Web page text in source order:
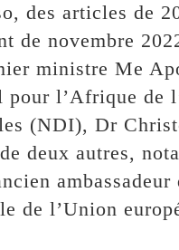
des articles de
de novembre
ministre Me
pour l’Afrique de
(NDI), Dr
deux autres,
de l’Union